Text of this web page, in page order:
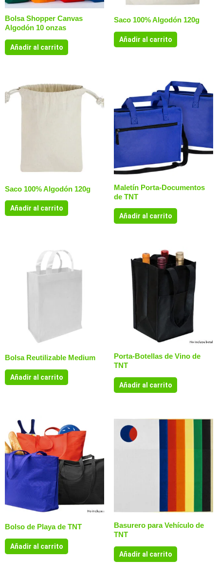
Bolsa Shopper Canvas
Algodón 10 onzas
Añadir al carrito
Saco 100% Algodón 120g
Añadir al carrito
Saco 100% Algodón 120g
Añadir al carrito
Maletín Porta-Documentos
de TNT
Añadir al carrito
Bolsa Reutilizable Medium
Añadir al carrito
Porta-Botellas de Vino de
TNT
Añadir al carrito
Bolso de Playa de TNT
Añadir al carrito
Basurero para Vehículo de
TNT
Añadir al carrito